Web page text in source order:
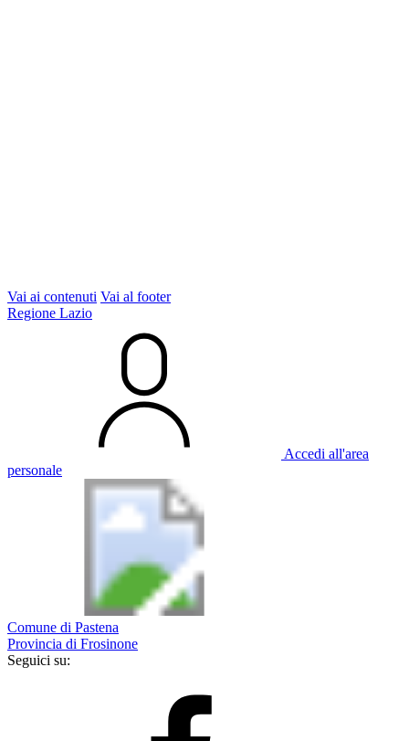
Vai ai contenuti Vai al footer
Regione Lazio
Accedi all'area
personale
Comune di Pastena
Provincia di Frosinone
Seguici su: